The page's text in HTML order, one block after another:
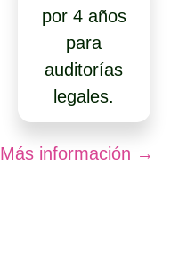
Más información →
por 4 años
para
auditorías
legales.